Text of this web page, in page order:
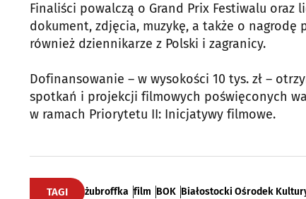
Finaliści powalczą o Grand Prix Festiwalu
dokument, zdjęcia, muzykę, a także o nagrodę
również dziennikarze z Polski i zagranicy.
Dofinansowanie – w wysokości 10 tys. zł –
spotkań i projekcji filmowych poświęconych
w ramach Priorytetu II: Inicjatywy filmowe.
TAGI żubroffka film BOK Białostocki Ośrodek